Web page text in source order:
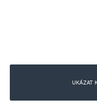
UKÁZAT